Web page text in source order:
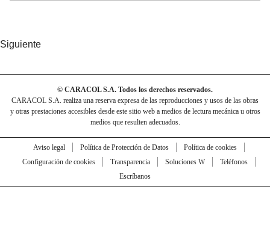
Siguiente
© CARACOL S.A. Todos los derechos reservados.
CARACOL S.A. realiza una reserva expresa de las reproducciones y usos de las obras
y otras prestaciones accesibles desde este sitio web a medios de lectura mecánica u otros
medios que resulten adecuados.
Aviso legal Política de Protección de Datos
Política de cookies
Configuración de cookies
Transparencia Soluciones W
Teléfonos
Escríbanos